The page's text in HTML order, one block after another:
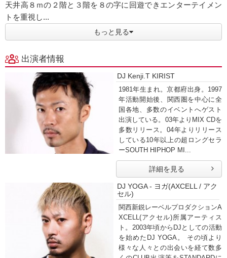
天井高８ｍの２階と３階を８の字に回遊できエンターテイメン
トを重視し...
もっと見る
出演者情報
DJ Kenji.T KIRIST
1981年生まれ。京都府出身。1997
年活動開始後、関西圏を中心に全
国各地、多数のイベントへゲスト
出演している。03年よりMIX CDを
多数リリース。04年よりリリース
している10年以上の超ロングセラ
ーSOUTH HIPHOP MI...
詳細を見る
DJ YOGA - ヨガ(AXCELL / アク
セル)
関西新鋭レーベルプロダクションA
XCELL(アクセル)所属アーティス
ト。2003年頃からDJとしての活動
を始めたDJ YOGA。 その頃より
様々な人々との出会いを経て数多